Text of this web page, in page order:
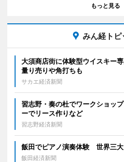
もっと見る
みん経トピ
大須商店街に体験型ウイスキー
量り売りや角打ちも
サカエ経済新聞
習志野・奏の杜でワークショッ
ーでリース作りなど
習志野経済新聞
飯田でピアノ演奏体験 世界三
飯田経済新聞